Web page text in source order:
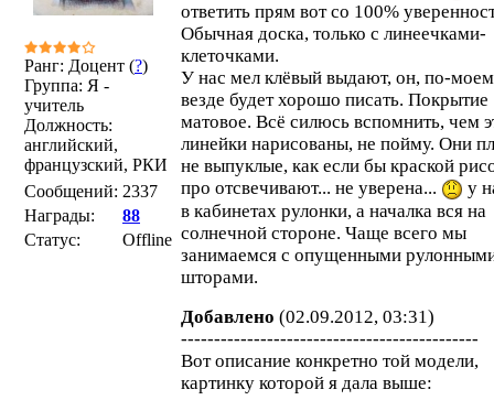
Ранг: Доцент (?)
Группа: Я -
учитель
Должность:
английский,
французский, РКИ
Сообщений: 2337
Награды:
88
Статус:
Offline
ответить прям вот со 100%
Обычная доска, только с линеечками-
клеточками.
У нас мел клёвый выдают, он, по-
везде будет хорошо писать. Покрытие
матовое. Всё силюсь вспомнить, чем
линейки нарисованы, не пойму. Они
не выпуклые, как если бы краской
про отсвечивают... не уверена...
у
в кабинетах рулонки, а началка вся на
солнечной стороне. Чаще всего мы
занимаемся с опущенными
шторами.
Добавлено (02.09.2012, 03:31)
---------------------------------------------
Вот описание конкретно той модели,
картинку которой я дала выше: